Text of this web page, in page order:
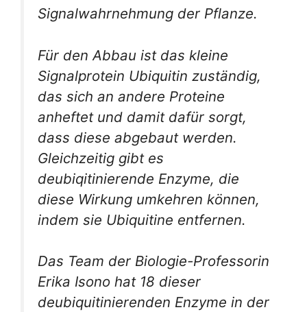
Signalwahrnehmung der Pflanze.
Für den Abbau ist das kleine
Signalprotein Ubiquitin zuständig,
das sich an andere Proteine
anheftet und damit dafür sorgt,
dass diese abgebaut werden.
Gleichzeitig gibt es
deubiqitinierende Enzyme, die
diese Wirkung umkehren können,
indem sie Ubiquitine entfernen.
Das Team der Biologie-Professorin
Erika Isono hat 18 dieser
deubiquitinierenden Enzyme in der